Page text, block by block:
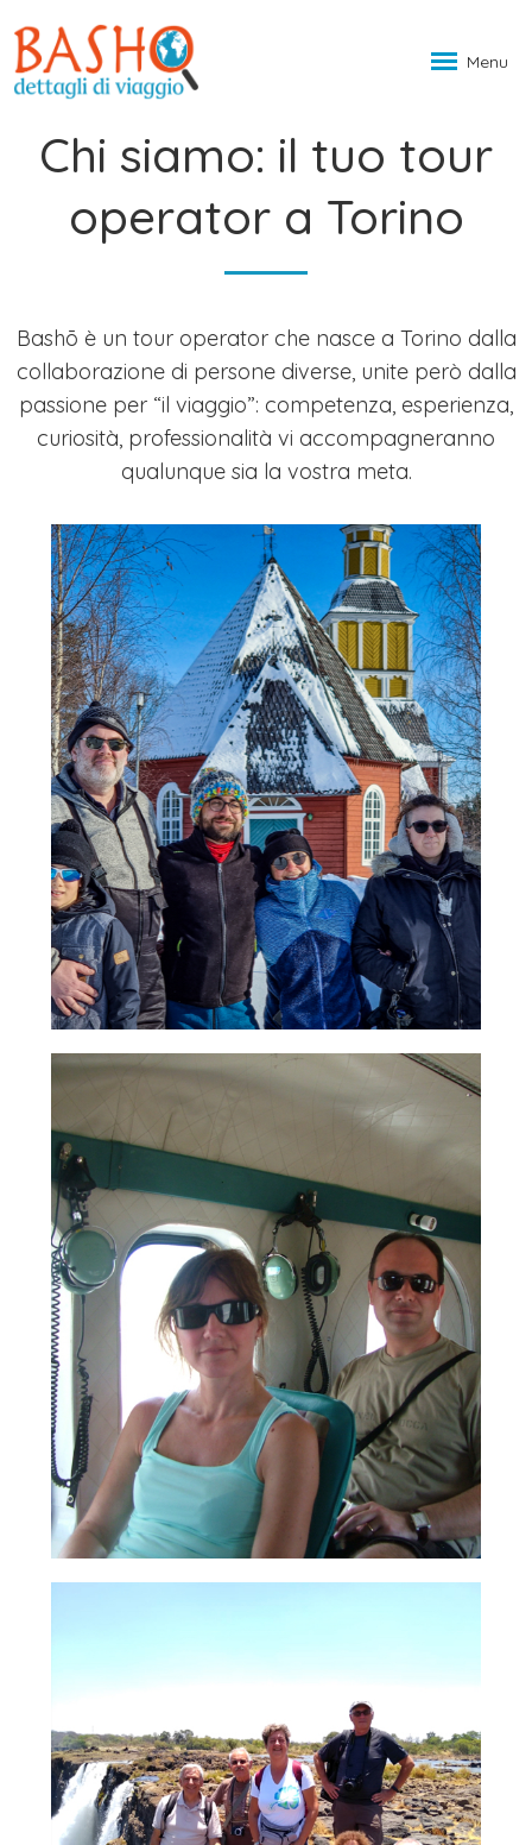
Menu
Chi siamo: il tuo tour
operator a Torino
Bashō è un tour operator che nasce a Torino dalla
collaborazione di persone diverse, unite però dalla
passione per “il viaggio”: competenza, esperienza,
curiosità, professionalità vi accompagneranno
qualunque sia la vostra meta.